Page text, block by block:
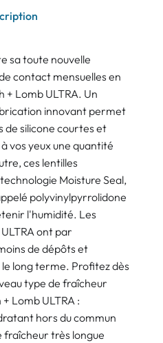
sa toute nouvelle
contact mensuelles en
+ Lomb ULTRA. Un
innovant permet
de silicone courtes et
vos yeux une quantité
ces lentilles
Moisture Seal,
polyvinylpyrrolidone
l'humidité. Les
ont par
de dépôts et
long terme. Profitez dès
type de fraîcheur
Lomb ULTRA :
hors du commun
fraîcheur très longue